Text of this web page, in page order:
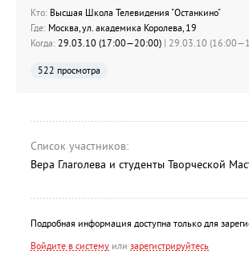
Кто: Высшая Школа Телевидения "Останкино"
Где: Москва, ул. академика Королева, 19
Когда: 29.03.10 (17:00—20:00) | 29.03.10
522 просмотра
Список участников:
Вера Глаголева и студенты Творческой
Подробная информация доступна только для
Войдите в систему или зарегистрируйтесь